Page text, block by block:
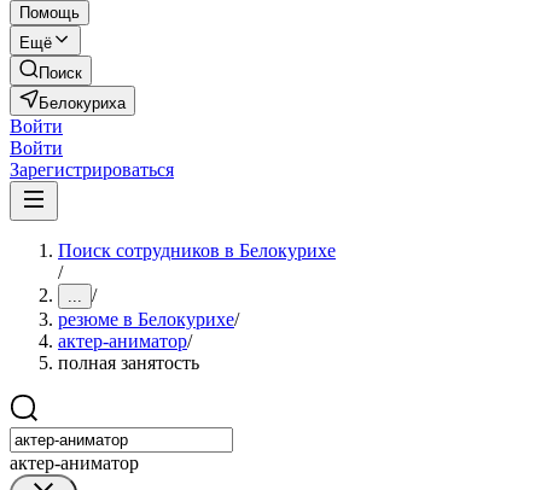
Помощь
Ещё
Поиск
Белокуриха
Войти
Войти
Зарегистрироваться
Поиск сотрудников в Белокурихе
/
... /
резюме в Белокурихе/
актер-аниматор/
полная занятость
актер-аниматор